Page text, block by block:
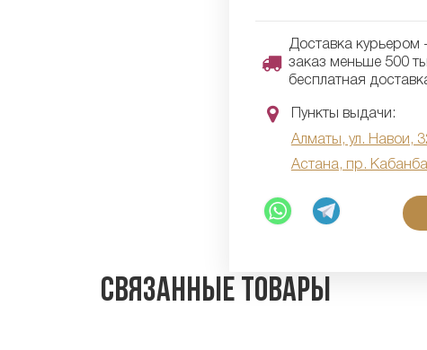
Доставка курьером
заказ меньше 500
бесплатная
Пункты выдачи:
Алматы, ул. Навои,
Астана, пр.
Связанные товары